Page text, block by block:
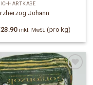
HARTKÄSE
Johann
23.90 inkl. MwSt. (pro kg)